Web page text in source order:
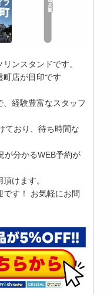
ンスタンドです。
町店が目印です
、経験豊富なスタッフ
ており、待ち時間な
が分かるWEB予約が
けます。
す！ お気軽にお問